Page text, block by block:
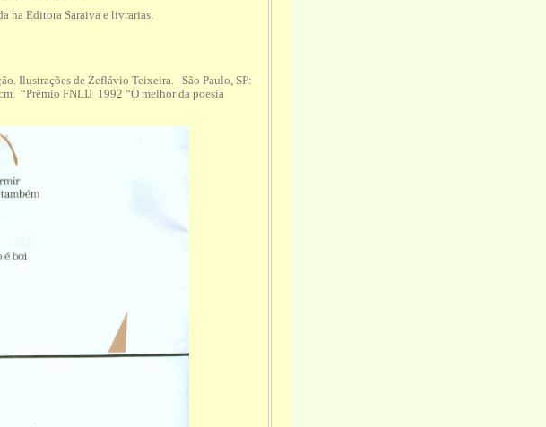
na Editora Saraiva e livrarias.
Ilustrações de Zeflávio Teixeira. São Paulo, SP:
“Prêmio FNLIJ 1992 “O melhor da poesia